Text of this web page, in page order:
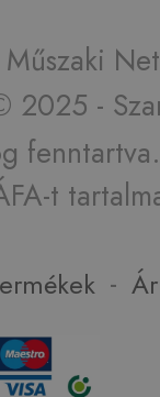
2025 -
fenntartva.
t
-